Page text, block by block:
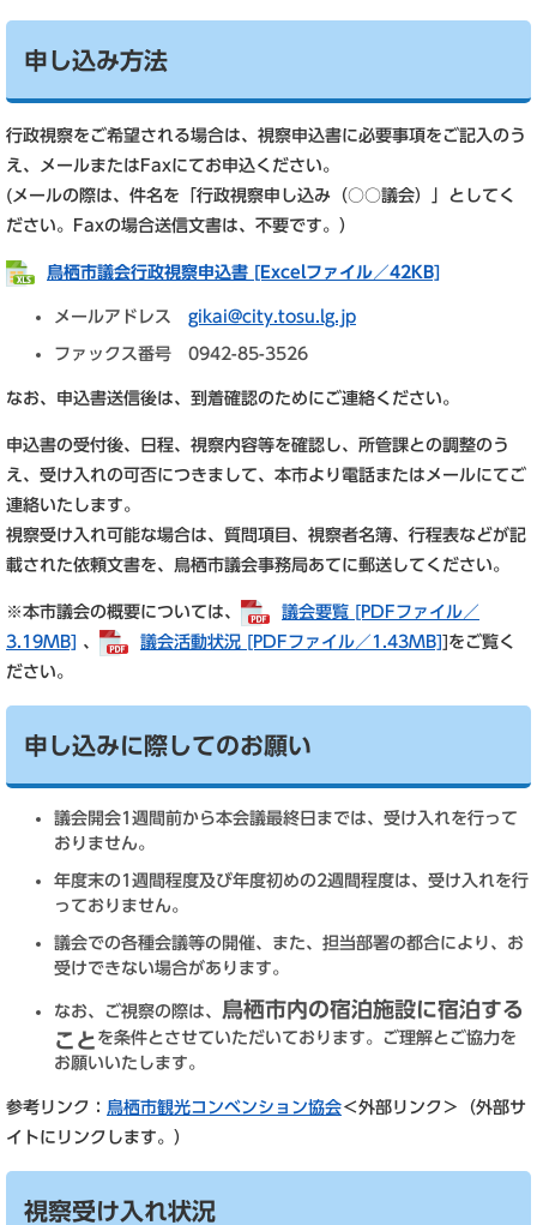
申し込み方法
行政視察をご希望される場合は、視察申込書に必要事項をご記入のう
え、メールまたはFaxにてお申込ください。
(メールの際は、件名を「行政視察申し込み（○○議会）」としてく
ださい。Faxの場合送信文書は、不要です。）
鳥栖市議会行政視察申込書 [Excelファイル／42KB]
メールアドレス gikai@city.tosu.lg.jp
ファックス番号 0942-85-3526
なお、申込書送信後は、到着確認のためにご連絡ください。
申込書の受付後、日程、視察内容等を確認し、所管課との調整のう
え、受け入れの可否につきまして、本市より電話またはメールにてご
連絡いたします。
視察受け入れ可能な場合は、質問項目、視察者名簿、行程表などが記
載された依頼文書を、鳥栖市議会事務局あてに郵送してください。
※本市議会の概要については、
議会要覧 [PDFファイル／
3.19MB]
、 議会活動状況 [PDFファイル／1.43MB]
]をご覧く
ださい。
申し込みに際してのお願い
議会開会1週間前から本会議最終日までは、受け入れを行って
おりません。
年度末の1週間程度及び年度初めの2週間程度は、受け入れを行
っておりません。
議会での各種会議等の開催、また、担当部署の都合により、お
受けできない場合があります。
なお、ご視察の際は、 鳥栖市内の宿泊施設に宿泊する
こと を条件とさせていただいております。ご理解とご協力を
お願いいたします。
参考リンク： 鳥栖市観光コンベンション協会＜外部リンク＞
（外部サ
イトにリンクします。）
視察受け入れ状況